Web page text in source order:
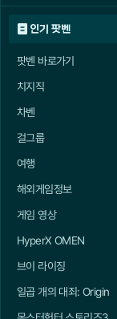
인기 팟벤
팟벤 바로가기
치지직
차벤
걸그룹
여행
해외게임정보
게임 영상
HyperX OMEN
브이 라이징
일곱 개의 대죄: Origin